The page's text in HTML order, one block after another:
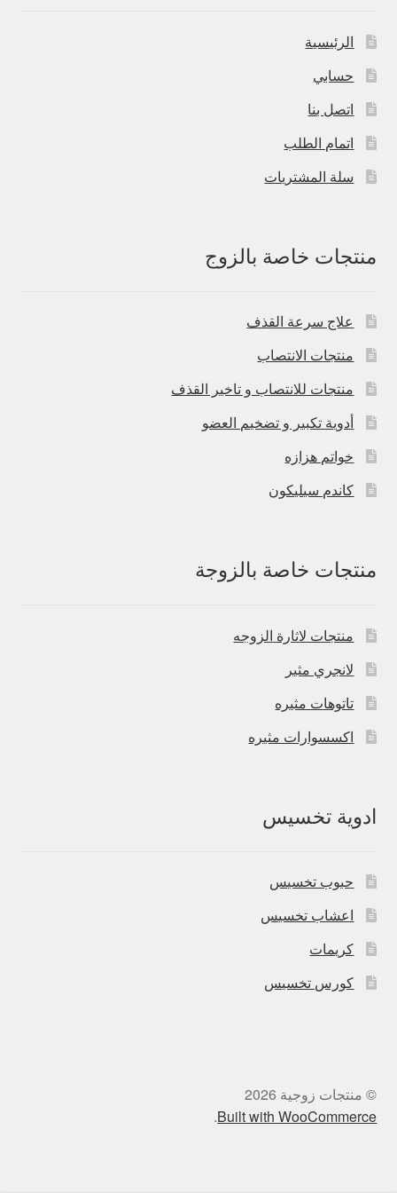
الرئيسية
حسابي
اتصل بنا
اتمام الطلب
سلة المشتريات
منتجات خاصة بالزوج
علاج سرعة القذف
منتجات الانتصاب
منتجات للانتصاب و تاخير القذف
أدوية تكبير و تضخيم العضو
خواتم هزازه
كاندم سيليكون
منتجات خاصة بالزوجة
منتجات لاثارة الزوجه
لانجري مثير
تاتوهات مثيره
اكسسوارات مثيره
ادوية تخسيس
حبوب تخسيس
اعشاب تخسيس
كريمات
كورس تخسيس
© منتجات زوجية 2026
Built with WooCommerce
.